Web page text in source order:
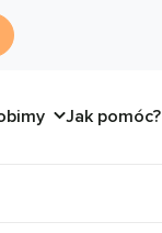
Jak pomóc?